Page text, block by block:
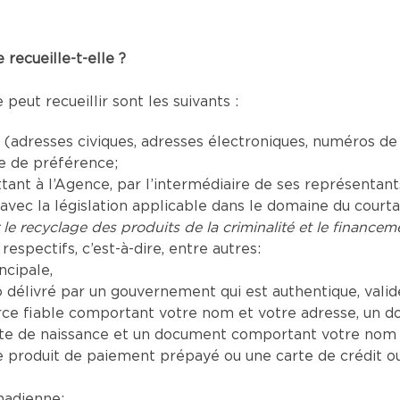
recueille-t-elle ?
peut recueillir sont les suivants :
civiques, adresses électroniques, numéros
de préférence;
à l’Agence, par l’intermédiaire de ses
la législation applicable dans le domaine du
le recyclage des produits de la criminalité et le
c’est-à-dire, entre autres:
par un gouvernement qui est authentique,
fiable comportant votre nom et votre adresse, un
naissance et un document comportant votre nom
de paiement prépayé ou une carte de crédit